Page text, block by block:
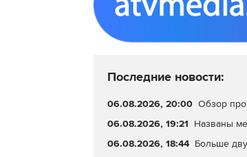
Последние новости:
06.08.2026, 20:00 Обзор
06.08.2026, 19:21 Названы
06.08.2026, 18:44 Больше